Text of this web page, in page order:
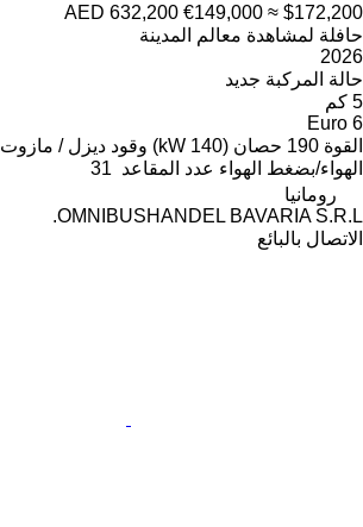
AED 632,200 €149,000 ≈ $172,200
حافلة لمشاهدة معالم المدينة
2026
حالة المركبة جديد
5 كم
Euro 6
القوة 190 حصان (140 kW) وقود ديزل / مازوت
الهواء/بضغط الهواء عدد المقاعد 31
رومانيا
OMNIBUSHANDEL BAVARIA S.R.L.
الاتصال بالبائع